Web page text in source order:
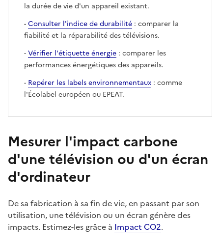
la durée de vie d'un appareil existant.
-Consulter l'indice de durabilité : comparer la
fiabilité et la réparabilité des télévisions.
-Vérifier l'étiquette énergie : comparer les
performances énergétiques des appareils.
- Repérer les labels environnementaux : comme
l'Écolabel européen ou EPEAT.
Mesurer l'impact carbone
d'une télévision ou d'un écran
d'ordinateur
De sa fabrication à sa fin de vie, en passant par son
utilisation, une télévision ou un écran génère des
impacts. Estimez-les grâce à Impact CO2.